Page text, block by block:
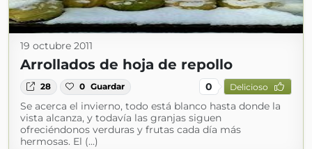
19 octubre 2011
Arrollados de hoja de repollo
28 0 Guardar 0 Delicioso
Se acerca el invierno, todo está blanco hasta donde la
vista alcanza, y todavía las granjas siguen
ofreciéndonos verduras y frutas cada día más
hermosas. El (...)